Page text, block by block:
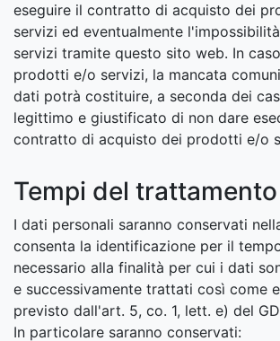
eseguire il contratto di acquisto dei
servizi ed eventualmente
servizi tramite questo sito web. In
prodotti e/o servizi, la mancata
dati potrà costituire, a seconda dei
legittimo e giustificato di non dare
contratto di acquisto dei prodotti e/o
Tempi del trattamento
I dati personali saranno conservati
consenta la identificazione per il
necessario alla finalità per cui i dati
e successivamente trattati così come
previsto dall'art. 5, co. 1, lett. e) del
In particolare saranno conservati: